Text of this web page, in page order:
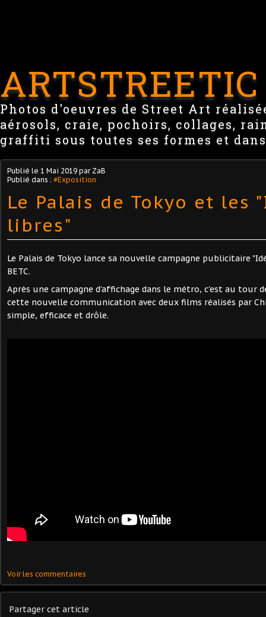
ARTSTREETIC
Photos d'oeuvres de Street Art
aérosols, craie, pochoirs, collages,
graffiti sous toutes ses formes et
Publié le 1 Mai 2019 par ZaB
Publié dans : #Exposition
Le Palais de Tokyo et les
libres"
Le Palais de Tokyo lance sa nouvelle campagne publicitaire
BETC.
Après une campagne d'affichage dans le métro, c'est au tour
cette nouvelle communication avec deux films réalisés par
simple, efficace et drôle.
Voir les commentaires
Partager cet article